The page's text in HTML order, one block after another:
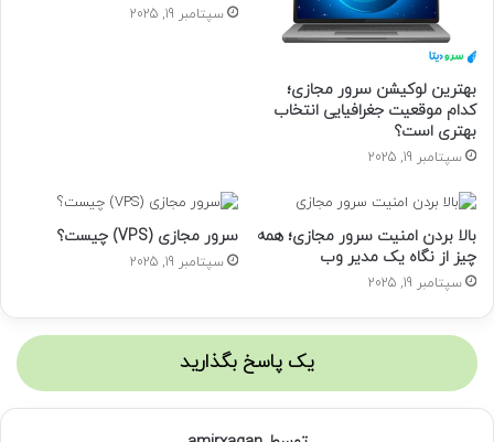
ر
د
ک
ن
ی
بهترین لوکیشن سرور مجازی؛
کدام موقعیت جغرافیایی انتخاب
بهتری است؟
سپتامبر 19, 2025
سپتامبر 19, 2025
بالا بردن امنیت سرور مجازی؛ همه
چیز از نگاه یک مدیر وب
سپتامبر 19, 2025
سرور مجازی (VPS) چیست؟
سپتامبر 19, 2025
یک پاسخ بگذارید